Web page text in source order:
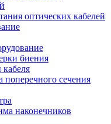
оптических кабелей
биения
поперечного сечения
наконечников